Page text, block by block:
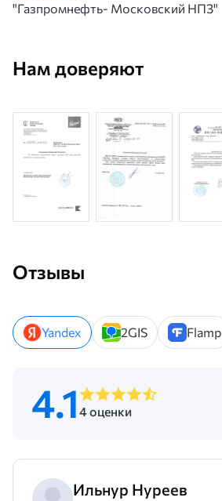
"Газпромнефть- Московский НПЗ"
Нам доверяют
Отзывы
Yandex 2GIS Flamp
4.1 4 оценки
Ильнур Нуреев